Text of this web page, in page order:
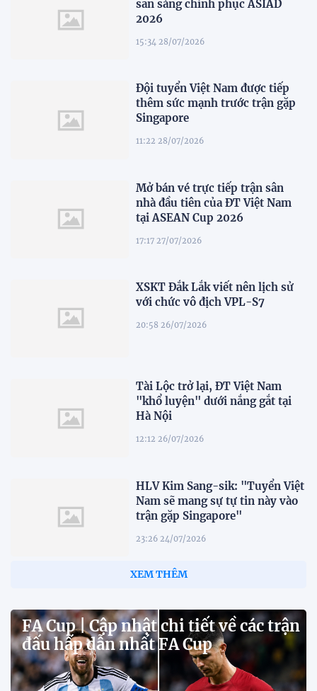
sẵn sàng chinh phục ASIAD
2026
15:34 28/07/2026
Đội tuyển Việt Nam được tiếp
thêm sức mạnh trước trận gặp
Singapore
11:22 28/07/2026
Mở bán vé trực tiếp trận sân
nhà đầu tiên của ĐT Việt Nam
tại ASEAN Cup 2026
17:17 27/07/2026
XSKT Đắk Lắk viết nên lịch sử
với chức vô địch VPL-S7
20:58 26/07/2026
Tài Lộc trở lại, ĐT Việt Nam
"khổ luyện" dưới nắng gắt tại
Hà Nội
12:12 26/07/2026
HLV Kim Sang-sik: "Tuyển Việt
Nam sẽ mang sự tự tin này vào
trận gặp Singapore"
23:26 24/07/2026
XEM THÊM
FA Cup | Cập nhật chi tiết về các trận
đấu hấp dẫn nhất FA Cup